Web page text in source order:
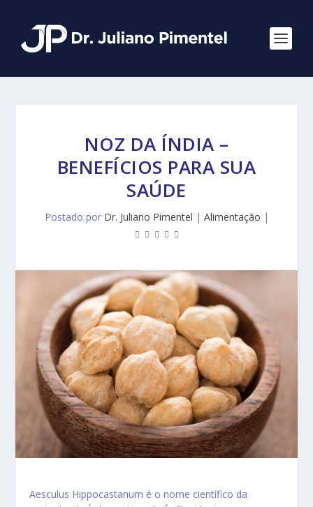
NOZ DA ÍNDIA –
BENEFÍCIOS PARA SUA
SAÚDE
Postado por Dr. Juliano Pimentel | Alimentação |
Aesculus Hippocastanum é o nome científico da